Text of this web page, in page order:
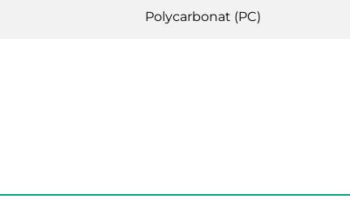
Polycarbonat (PC)